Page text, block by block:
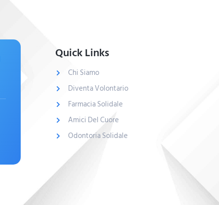
Quick Links
Chi Siamo
Diventa Volontario
Farmacia Solidale
Amici Del Cuore
Odontoria Solidale